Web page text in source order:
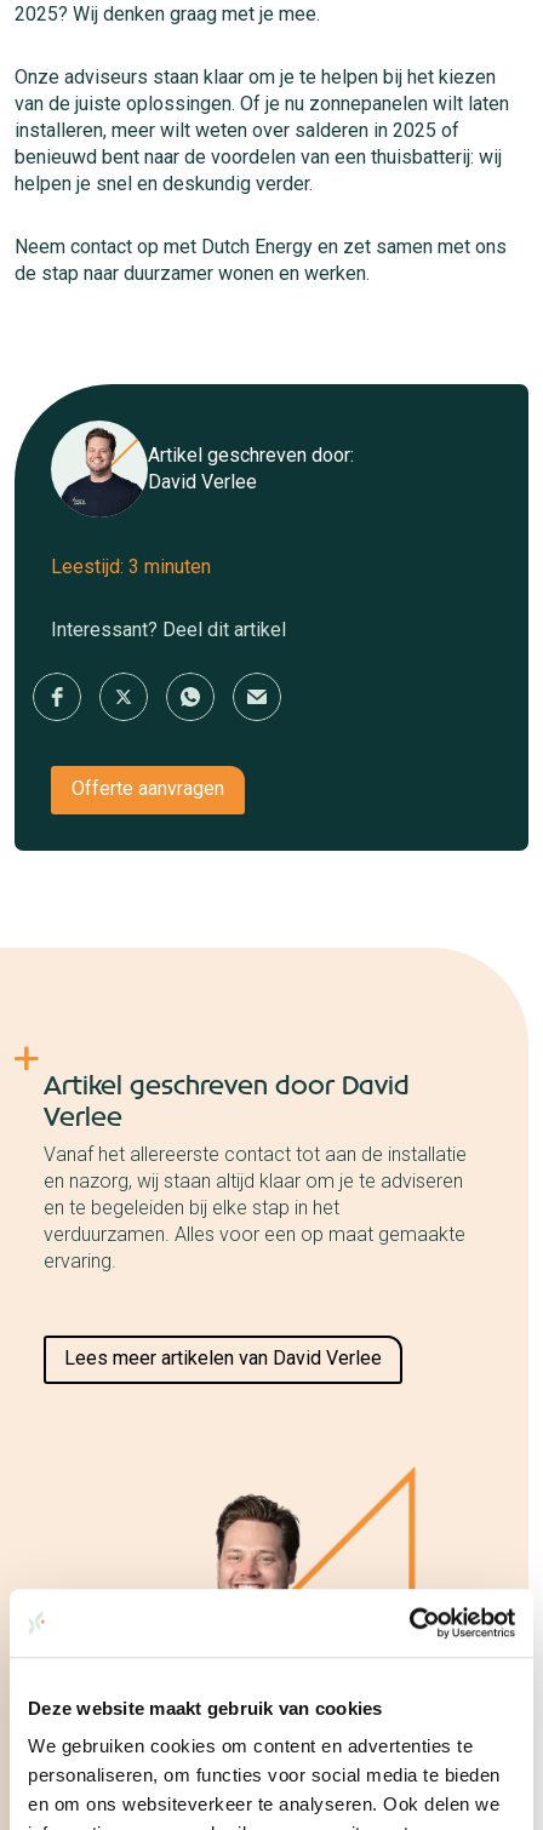
Deze website maakt gebruik van cookies
We gebruiken cookies om content en advertenties te
personaliseren, om functies voor social media te bieden
en om ons websiteverkeer te analyseren. Ook delen we
2025? Wij denken graag met je mee.
Onze adviseurs staan klaar om je te helpen bij het kiezen
van de juiste oplossingen. Of je nu zonnepanelen wilt laten
installeren, meer wilt weten over salderen in 2025 of
benieuwd bent naar de voordelen van een thuisbatterij: wij
helpen je snel en deskundig verder.
Neem contact op met Dutch Energy en zet samen met ons
de stap naar duurzamer wonen en werken.
Artikel geschreven door:
David Verlee
Leestijd: 3 minuten
Interessant? Deel dit artikel
Offerte aanvragen
Artikel geschreven door David
Verlee
Vanaf het allereerste contact tot aan de installatie
en nazorg, wij staan altijd klaar om je te adviseren
en te begeleiden bij elke stap in het
verduurzamen. Alles voor een op maat gemaakte
ervaring.
Lees meer artikelen van David Verlee